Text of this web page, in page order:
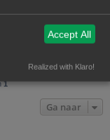
1
Ga naar
Accept All
Realized with Klaro!